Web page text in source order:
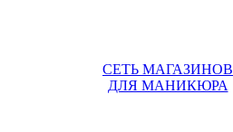
СЕТЬ МАГАЗИНОВ
ДЛЯ МАНИКЮРА